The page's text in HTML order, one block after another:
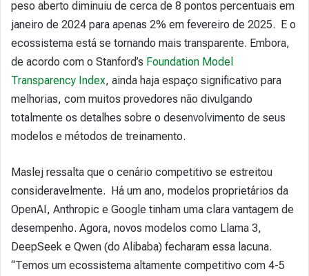
peso aberto diminuiu de cerca de 8 pontos percentuais em
janeiro de 2024 para apenas 2% em fevereiro de 2025. E o
ecossistema está se tornando mais transparente. Embora,
de acordo com o Stanford’s Foundation Model
Transparency Index, ainda haja espaço significativo para
melhorias, com muitos provedores não divulgando
totalmente os detalhes sobre o desenvolvimento de seus
modelos e métodos de treinamento.
Maslej ressalta que o cenário competitivo se estreitou
consideravelmente. Há um ano, modelos proprietários da
OpenAI, Anthropic e Google tinham uma clara vantagem de
desempenho. Agora, novos modelos como Llama 3,
DeepSeek e Qwen (do Alibaba) fecharam essa lacuna.
“Temos um ecossistema altamente competitivo com 4-5